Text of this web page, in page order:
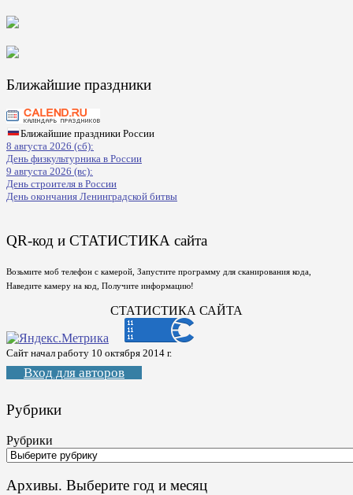
Ближайшие праздники
Ближайшие праздники России
8 августа 2026 (сб):
День физкультурника в России
9 августа 2026 (вс):
День строителя в России
День окончания Ленинградской битвы
QR-код и СТАТИСТИКА сайта
Возьмите моб телефон с камерой, Запустите программу для сканирования кода,
Наведите камеру на код, Получите информацию!
СТАТИСТИКА САЙТА
Сайт начал работу 10 октября 2014 г.
Вход для авторов
Рубрики
Рубрики
Архивы. Выберите год и месяц